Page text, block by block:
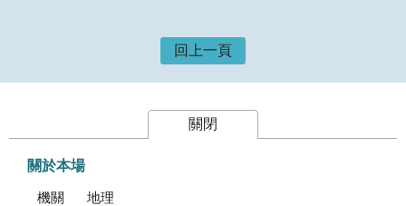
回上一頁
關閉
關於本場
機關簡介
地理位置及農業環境